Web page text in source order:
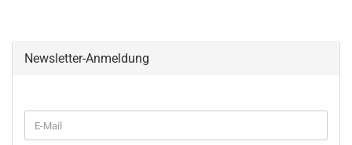
Newsletter-Anmeldung
ZUR
E-
Mail